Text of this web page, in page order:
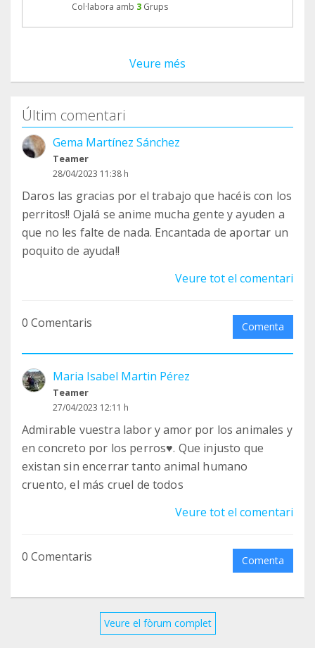
Col·labora amb 3 Grups
Veure més
Últim comentari
Gema Martínez Sánchez
Teamer
28/04/2023 11:38 h
Daros las gracias por el trabajo que hacéis con los
perritos!! Ojalá se anime mucha gente y ayuden a
que no les falte de nada. Encantada de aportar un
poquito de ayuda!!
Veure tot el comentari
0 Comentaris Comenta
Maria Isabel Martin Pérez
Teamer
27/04/2023 12:11 h
Admirable vuestra labor y amor por los animales y
en concreto por los perros♥️. Que injusto que
existan sin encerrar tanto animal humano
cruento, el más cruel de todos
Veure tot el comentari
0 Comentaris Comenta
Veure el fòrum complet